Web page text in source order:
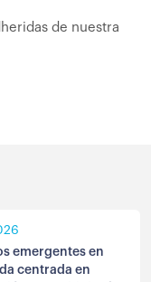
de nuestra
emergentes en
centrada en